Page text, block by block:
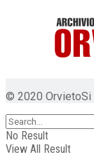
© 2020 OrvietoSi
No Result
View All Result